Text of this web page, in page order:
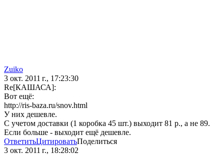
Zuiko
3 окт. 2011 г., 17:23:30
Re[КАШАСА]:
Вот ещё:
http://ris-baza.ru/snov.html
У них дешевле.
С учетом доставки (1 коробка 45 шт.) выходит 81 р., а не 89.
Если больше - выходит ещё дешевле.
ОтветитьЦитироватьПоделиться
3 окт. 2011 г., 18:28:02